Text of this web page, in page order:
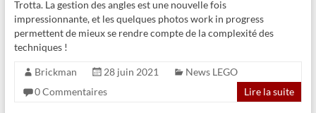
Trotta. La gestion des angles est une nouvelle fois
impressionnante, et les quelques photos work in progress
permettent de mieux se rendre compte de la complexité des
techniques !
Brickman 28 juin 2021
News LEGO
0 Commentaires
Lire la suite